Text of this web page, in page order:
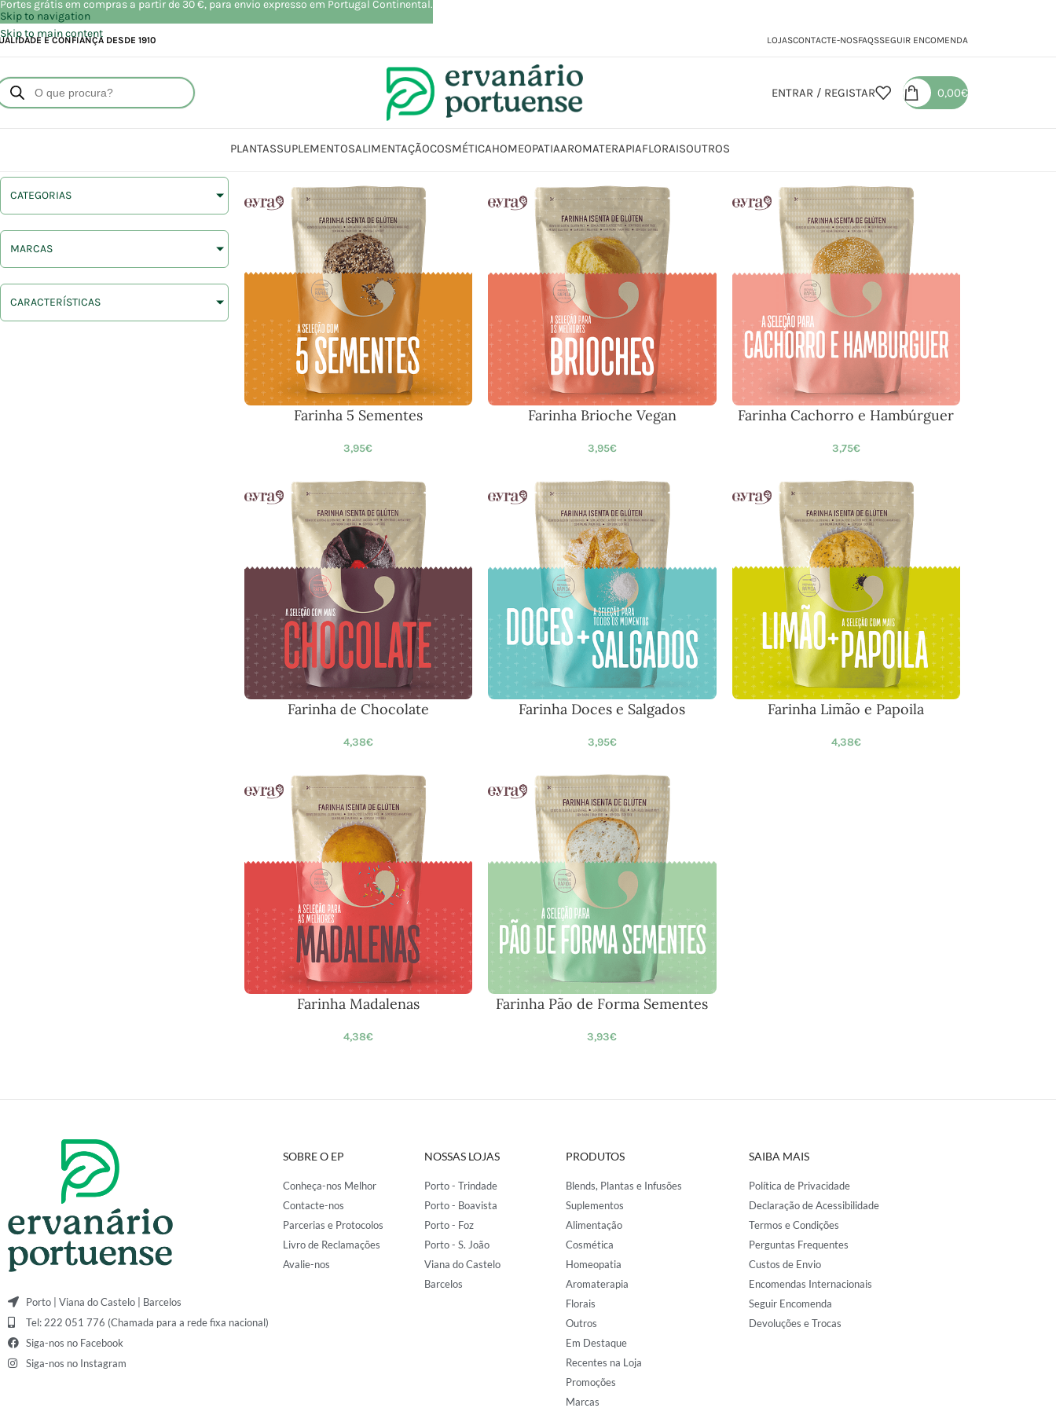
Skip to navigation
Skip to main content
E CONFIANÇA DESDE 1910 LOJASCONTACTE-NOSFAQSSEGUIR ENCOMENDA
ENTRAR / REGISTAR 0,00€
PLANTASSUPLEMENTOSALIMENTAÇÃOCOSMÉTICAHOMEOPATIAAROMATERAPIAFLORAISOUTROS
CATEGORIAS
MARCAS
CARACTERÍSTICAS
Farinha 5 Sementes
3,95€
Farinha Brioche Vegan
3,95€
Farinha Cachorro e Hambúrguer
3,75€
Farinha de Chocolate
4,38€
Farinha Doces e Salgados
3,95€
Farinha Limão e Papoila
4,38€
Farinha Madalenas
4,38€
Farinha Pão de Forma Sementes
3,93€
Porto | Viana do Castelo | Barcelos
Tel: 222 051 776 (Chamada para a rede fixa nacional)
Siga-nos no Facebook
Siga-nos no Instagram
SOBRE O EP
Conheça-nos Melhor
Contacte-nos
Parcerias e Protocolos
Livro de Reclamações
Avalie-nos
NOSSAS LOJAS
Porto - Trindade
Porto - Boavista
Porto - Foz
Porto - S. João
Viana do Castelo
Barcelos
PRODUTOS
Blends, Plantas e Infusões
Suplementos
Alimentação
Cosmética
Homeopatia
Aromaterapia
Florais
Outros
Em Destaque
Recentes na Loja
Promoções
Marcas
SAIBA MAIS
Política de Privacidade
Declaração de Acessibilidade
Termos e Condições
Perguntas Frequentes
Custos de Envio
Encomendas Internacionais
Seguir Encomenda
Devoluções e Trocas
Portes grátis em compras a partir de 30 €, para envio expresso em Portugal Continental.